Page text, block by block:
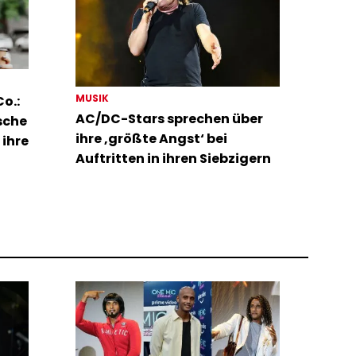
MUSIK
AC/DC-Stars sprechen über
ihre ‚größte Angst‘ bei
Auftritten in ihren Siebzigern